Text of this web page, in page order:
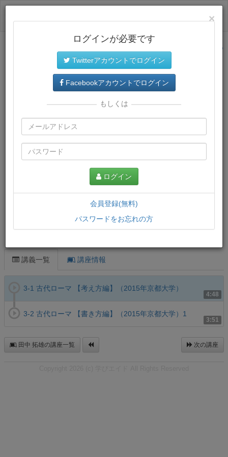
サイトトップに戻る
プレミアム会員では、教材がダウンロードでき、快適な動画
再生環境が提供されます。
講義一覧 講座情報
4:48
3-1 古代ローマ 【考え方編】（2015年京都大学）
3:51
3-2 古代ローマ 【書き方編】（2015年京都大学）1
田中 拓雄の講座一覧 次の講座
×
ログインが必要です
Twitterアカウントでログイン
Facebookアカウントでログイン
もしくは
ログイン
会員登録(無料)
パスワードをお忘れの方